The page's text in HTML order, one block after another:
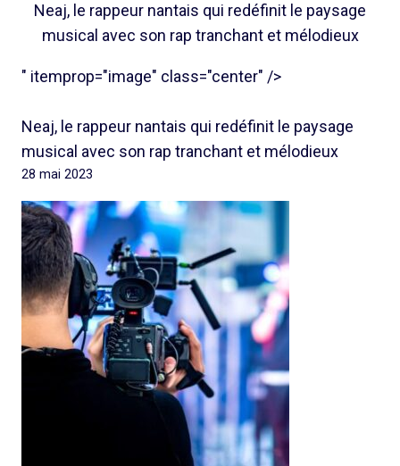
Neaj, le rappeur nantais qui redéfinit le paysage
musical avec son rap tranchant et mélodieux
" itemprop="image" class="center" />
Neaj, le rappeur nantais qui redéfinit le paysage
musical avec son rap tranchant et mélodieux
28 mai 2023